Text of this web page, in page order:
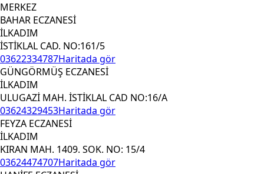
MERKEZ
BAHAR ECZANESİ
İLKADIM
İSTİKLAL CAD. NO:161/5
03622334787Haritada gör
GÜNGÖRMÜŞ ECZANESİ
İLKADIM
ULUGAZİ MAH. İSTİKLAL CAD NO:16/A
03624329453Haritada gör
FEYZA ECZANESİ
İLKADIM
KIRAN MAH. 1409. SOK. NO: 15/4
03624474707Haritada gör